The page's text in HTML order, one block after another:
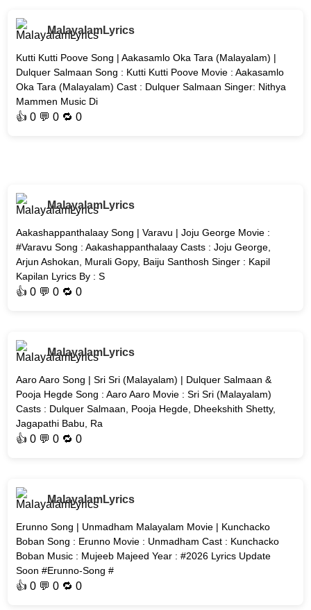
MalayalamLyrics
Kutti Kutti Poove Song | Aakasamlo Oka Tara (Malayalam) |
Dulquer Salmaan Song : Kutti Kutti Poove Movie : Aakasamlo
Oka Tara (Malayalam) Cast : Dulquer Salmaan Singer: Nithya
Mammen Music Di
👍0 💬 0 🔁0
MalayalamLyrics
Aakashappanthalaay Song | Varavu | Joju George Movie :
#Varavu Song : Aakashappanthalaay Casts : Joju George,
Arjun Ashokan, Murali Gopy, Baiju Santhosh Singer : Kapil
Kapilan Lyrics By : S
👍0 💬 0 🔁0
MalayalamLyrics
Aaro Aaro Song | Sri Sri (Malayalam) | Dulquer Salmaan &
Pooja Hegde Song : Aaro Aaro Movie : Sri Sri (Malayalam)
Casts : Dulquer Salmaan, Pooja Hegde, Dheekshith Shetty,
Jagapathi Babu, Ra
👍0 💬 0 🔁0
MalayalamLyrics
Erunno Song | Unmadham Malayalam Movie | Kunchacko
Boban Song : Erunno Movie : Unmadham Cast : Kunchacko
Boban Music : Mujeeb Majeed Year : #2026 Lyrics Update
Soon #Erunno-Song #
👍0 💬 0 🔁0